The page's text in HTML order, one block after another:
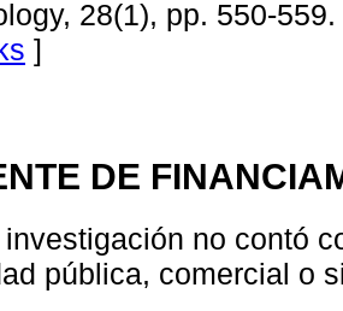
28(1), pp. 550-
]
DE
investigación no contó
pública, comercial o